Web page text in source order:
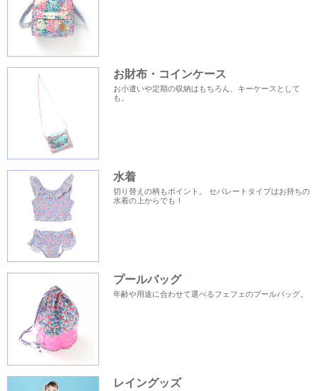
お財布・コインケース
お小遣いや定期の収納はもちろん、キーケースとして
も。
水着
切り替えの柄もポイント。 セパレートタイプはお持ちの
水着の上からでも！
プールバッグ
年齢や用途に合わせて選べるフェフェのプールバッグ。
レイングッズ